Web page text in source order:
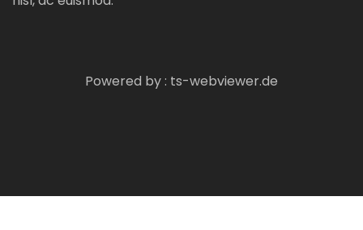
Powered by : ts-webviewer.de